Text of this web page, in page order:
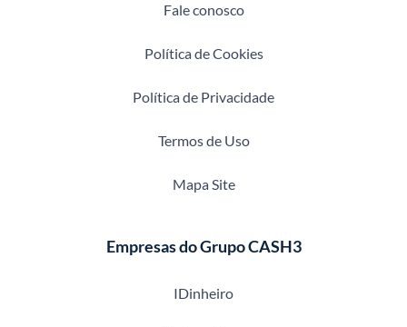
Fale conosco
Política de Cookies
Política de Privacidade
Termos de Uso
Mapa Site
Empresas do Grupo CASH3
IDinheiro